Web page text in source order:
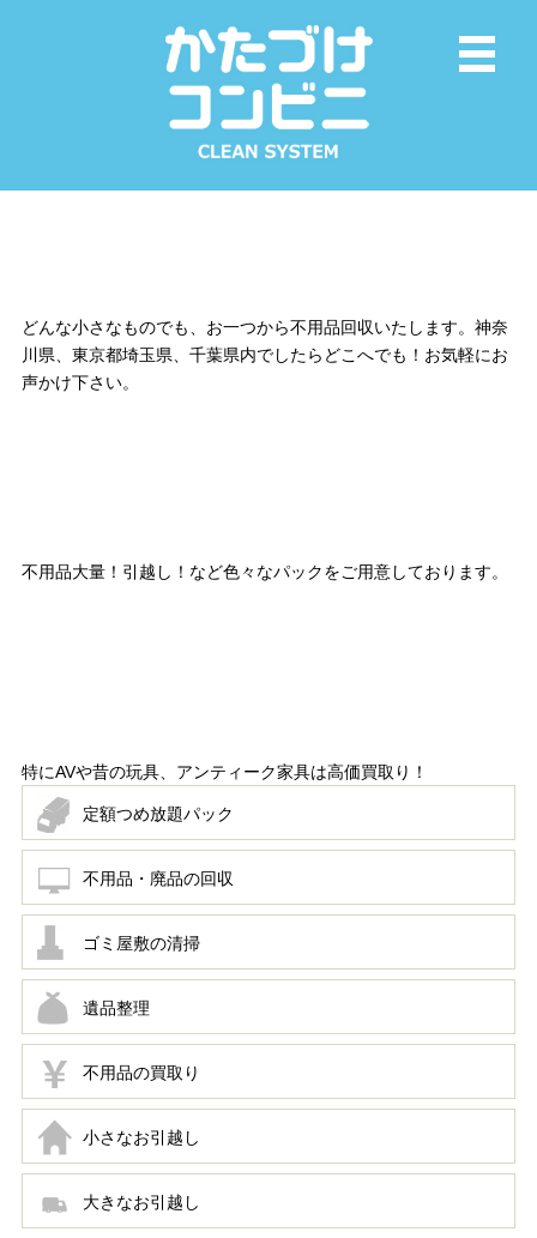
どんな小さなものでも、お一つから不用品回収いたします。神奈
川県、東京都埼玉県、千葉県内でしたらどこへでも！お気軽にお
声かけ下さい。
不用品大量！引越し！など色々なパックをご用意しております。
特にAVや昔の玩具、アンティーク家具は高価買取り！
定額つめ放題パック
不用品・廃品の回収
ゴミ屋敷の清掃
遺品整理
不用品の買取り
小さなお引越し
大きなお引越し